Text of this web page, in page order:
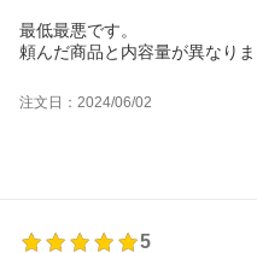
最低最悪です。
頼んだ商品と内容量が異なり
注文日：2024/06/02
5